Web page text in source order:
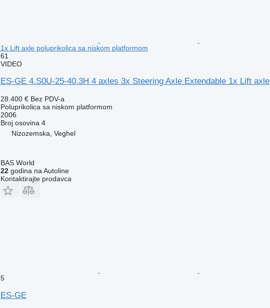
1x Lift axle poluprikolica sa niskom platformom
61
VIDEO
ES-GE 4.S0U-25-40.3H 4 axles 3x Steering Axle Extendable 1x Lift axle
28.400 € Bez PDV-a
Poluprikolica sa niskom platformom
2006
Broj osovina 4
Nizozemska, Veghel
BAS World
22godina na Autoline
Kontaktirajte prodavca
5
ES-GE